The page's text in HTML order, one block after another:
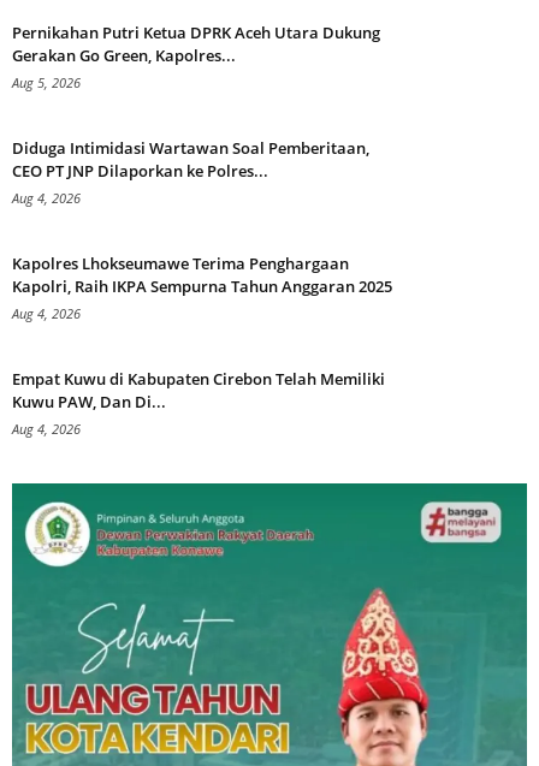
Pernikahan Putri Ketua DPRK Aceh Utara Dukung
Gerakan Go Green, Kapolres...
Aug 5, 2026
Diduga Intimidasi Wartawan Soal Pemberitaan,
CEO PT JNP Dilaporkan ke Polres...
Aug 4, 2026
Kapolres Lhokseumawe Terima Penghargaan
Kapolri, Raih IKPA Sempurna Tahun Anggaran 2025
Aug 4, 2026
Empat Kuwu di Kabupaten Cirebon Telah Memiliki
Kuwu PAW, Dan Di...
Aug 4, 2026